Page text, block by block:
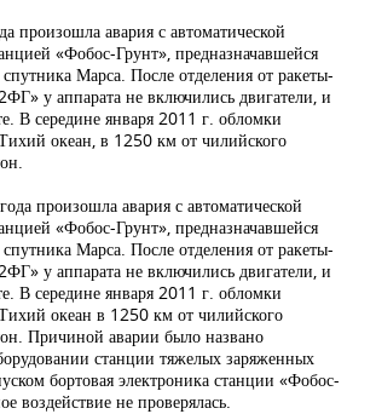
произошла авария с автоматической
«Фобос-Грунт», предназначавшейся
спутника Марса. После отделения от ракеты-
у аппарата не включились двигатели, и
В середине января 2011 г. обломки
океан, в 1250 км от чилийского
произошла авария с автоматической
«Фобос-Грунт», предназначавшейся
спутника Марса. После отделения от ракеты-
у аппарата не включились двигатели, и
В середине января 2011 г. обломки
океан в 1250 км от чилийского
Причиной аварии было названо
станции тяжелых заряженных
бортовая электроника станции «Фобос-
воздействие не проверялась.